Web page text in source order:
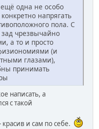
одна не особо
напрягать
пола. С
чрезвычайно
а то и просто
(и
глазами),
принимать
написать, а
с такой
и сам по себе.